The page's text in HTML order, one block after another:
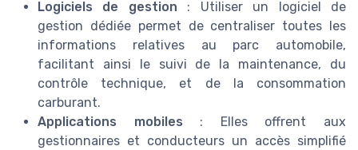
Logiciels de gestion : Utiliser un logiciel de
gestion dédiée permet de centraliser toutes les
informations relatives au parc automobile,
facilitant ainsi le suivi de la maintenance, du
contrôle technique, et de la consommation
carburant.
Applications mobiles : Elles offrent aux
gestionnaires et conducteurs un accès simplifié